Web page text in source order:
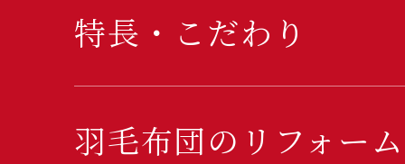
特長・こだわり
羽毛布団のリフォーム